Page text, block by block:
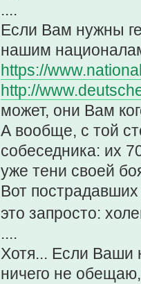
....
Если Вам нужны
нашим
https://
http://
может, они Вам
А вообще, с той
собеседника: их
уже тени своей
Вот
это запросто:
....
Хотя... Если Ваши
ничего не